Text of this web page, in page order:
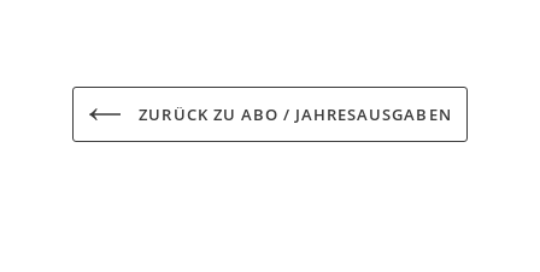
ZURÜCK ZU ABO / JAHRESAUSGABEN